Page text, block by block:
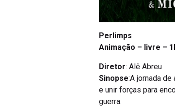
Perlimps
Animação – livre –
Diretor: Alê Abreu
Sinopse:A jornada
e unir forças para
guerra.